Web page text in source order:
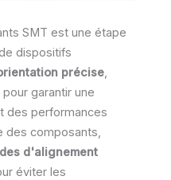
SMT est une étape
dispositifs
précise,
garantir une
des performances
des composants,
d'alignement
éviter les